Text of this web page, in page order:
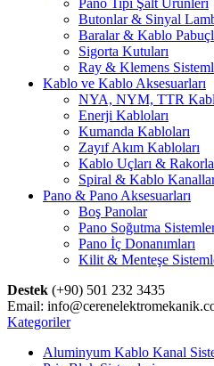
Pano Tipi Şalt Ürünleri
Butonlar & Sinyal
Baralar & Kablo
Sigorta Kutuları
Ray & Klemens
Kablo ve Kablo Aksesuarları
NYA, NYM, TTR
Enerji Kabloları
Kumanda Kabloları
Zayıf Akım Kabloları
Kablo Uçları &
Spiral & Kablo
Pano & Pano Aksesuarları
Boş Panolar
Pano Soğutma
Pano İç Donanımları
Kilit & Menteşe
Destek (+90) 501 232 3435
Email:
Kategoriler
Aluminyum Kablo Kanal